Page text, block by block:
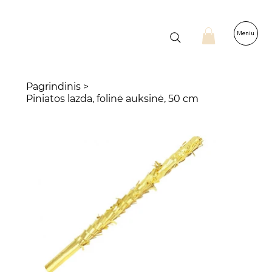
Meniu
Pagrindinis >
Piniatos lazda, folinė auksinė, 50 cm